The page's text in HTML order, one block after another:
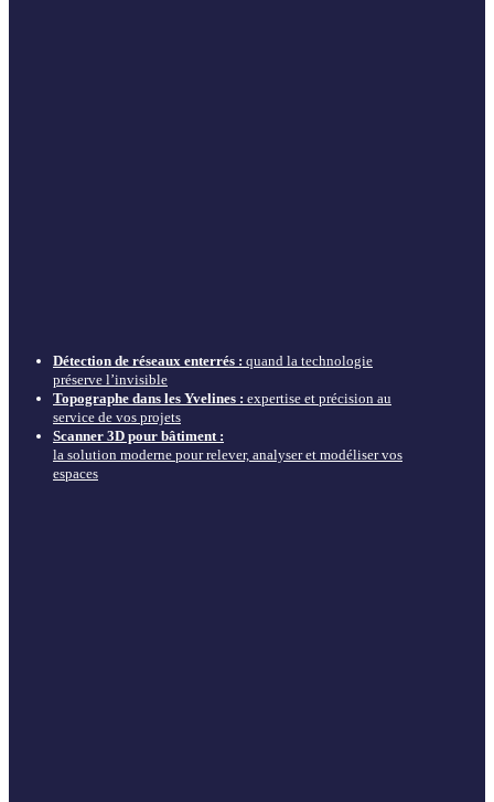
Détection de réseaux enterrés : quand la technologie
préserve l’invisible
Topographe dans les Yvelines : expertise et précision au
service de vos projets
Scanner 3D pour bâtiment :
la solution moderne pour relever, analyser et modéliser vos
espaces